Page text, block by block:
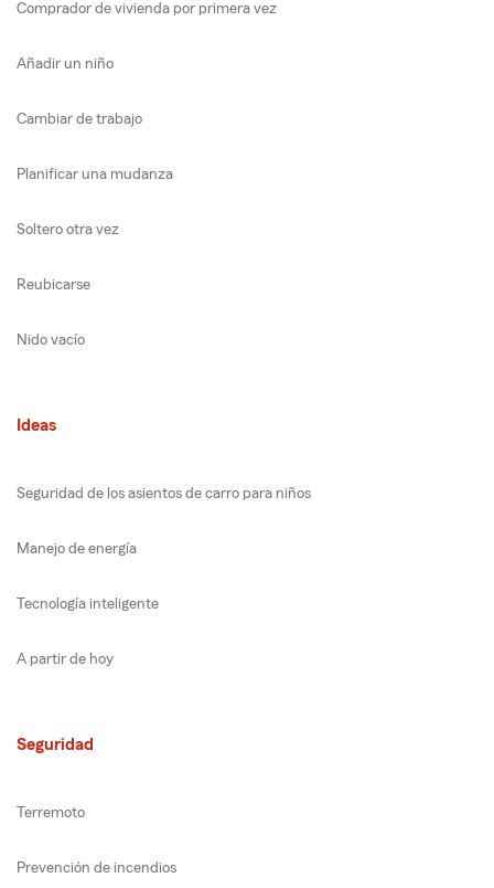
Comprador de vivienda por primera vez
Añadir un niño
Cambiar de trabajo
Planificar una mudanza
Soltero otra vez
Reubicarse
Nido vacío
Ideas
Seguridad de los asientos de carro para niños
Manejo de energía
Tecnología inteligente
A partir de hoy
Seguridad
Terremoto
Prevención de incendios